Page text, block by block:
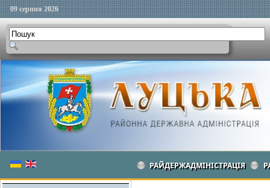
09 серпня 2026
РАЙДЕРЖАДМІНІСТРАЦІЯ